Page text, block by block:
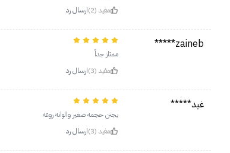
مفيد (2)
ارسال رد
zaineb*****
ممتاز جداً
مفيد (3)
ارسال رد
غيد*****
يجنن حجمه صغير والوانه روعه
مفيد (3)
ارسال رد